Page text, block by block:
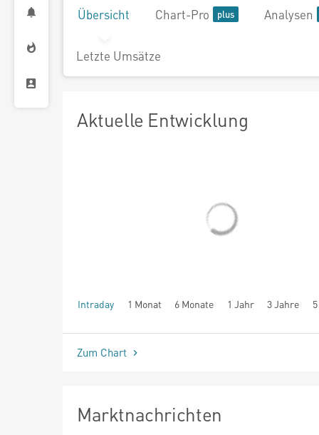
Übersicht Chart-Pro Analysen
Letzte Umsätze
Aktuelle Entwicklung
Intraday 1 Monat 6 Monate 1 Jahr 3 Jahre
seit Beginn
Zum Chart
Marktnachrichten